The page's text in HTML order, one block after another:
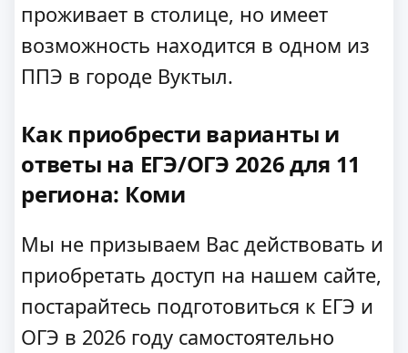
проживает в столице, но имеет
возможность находится в одном из
ППЭ в городе Вуктыл.
Как приобрести варианты и
ответы на ЕГЭ/ОГЭ 2026 для 11
региона: Коми
Мы не призываем Вас действовать и
приобретать доступ на нашем сайте,
постарайтесь подготовиться к ЕГЭ и
ОГЭ в 2026 году самостоятельно